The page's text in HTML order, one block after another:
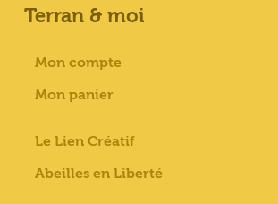
Terran & moi
Mon compte
Mon panier
Le Lien Créatif
Abeilles en Liberté